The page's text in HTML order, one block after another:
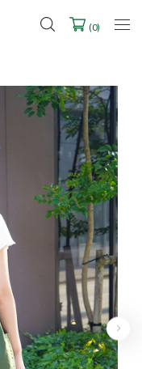
スケジュール
(0)